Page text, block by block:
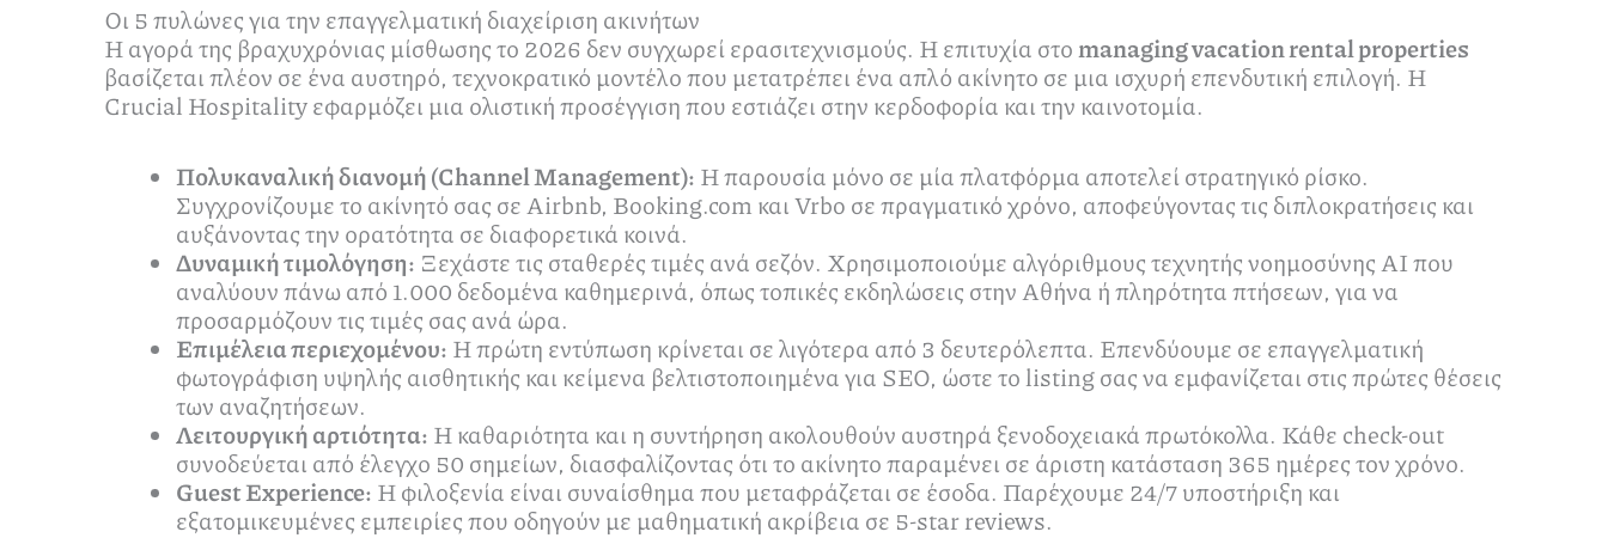
Οι 5 πυλώνες για την επαγγελματική διαχείριση ακινήτων
Η αγορά της βραχυχρόνιας μίσθωσης το 2026 δεν συγχωρεί ερασιτεχνισμούς. Η επιτυχία στοmanaging vacation rental properties
βασίζεται πλέον σε ένα αυστηρό, τεχνοκρατικό μοντέλο που μετατρέπει ένα απλό ακίνητο σε μια ισχυρή επενδυτική επιλογή. Η
Crucial Hospitality εφαρμόζει μια ολιστική προσέγγιση που εστιάζει στην κερδοφορία και την καινοτομία.
Πολυκαναλική διανομή (Channel Management): Η παρουσία μόνο σε μία πλατφόρμα αποτελεί στρατηγικό ρίσκο.
Συγχρονίζουμε το ακίνητό σας σε Airbnb, Booking.com και Vrbo σε πραγματικό χρόνο, αποφεύγοντας τις διπλοκρατήσεις και
αυξάνοντας την ορατότητα σε διαφορετικά κοινά.
Δυναμική τιμολόγηση: Ξεχάστε τις σταθερές τιμές ανά σεζόν. Χρησιμοποιούμε αλγόριθμους τεχνητής νοημοσύνης ΑΙ που
αναλύουν πάνω από 1.000 δεδομένα καθημερινά, όπως τοπικές εκδηλώσεις στην Αθήνα ή πληρότητα πτήσεων, για να
προσαρμόζουν τις τιμές σας ανά ώρα.
Επιμέλεια περιεχομένου: Η πρώτη εντύπωση κρίνεται σε λιγότερα από 3 δευτερόλεπτα. Επενδύουμε σε επαγγελματική
φωτογράφιση υψηλής αισθητικής και κείμενα βελτιστοποιημένα για SEO, ώστε το listing σας να εμφανίζεται στις πρώτες θέσεις
των αναζητήσεων.
Λειτουργική αρτιότητα: Η καθαριότητα και η συντήρηση ακολουθούν αυστηρά ξενοδοχειακά πρωτόκολλα. Κάθε check-out
συνοδεύεται από έλεγχο 50 σημείων, διασφαλίζοντας ότι το ακίνητο παραμένει σε άριστη κατάσταση 365 ημέρες τον χρόνο.
Guest Experience: Η φιλοξενία είναι συναίσθημα που μεταφράζεται σε έσοδα. Παρέχουμε 24/7 υποστήριξη και
εξατομικευμένες εμπειρίες που οδηγούν με μαθηματική ακρίβεια σε 5-star reviews.